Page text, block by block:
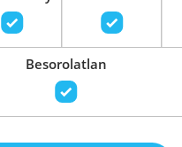
Besorolatlan